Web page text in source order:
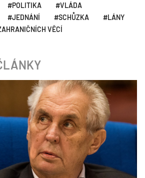
POLITIKA
VLÁDA
JEDNÁNÍ SCHŮZKA
LÁNY
VĚCÍ